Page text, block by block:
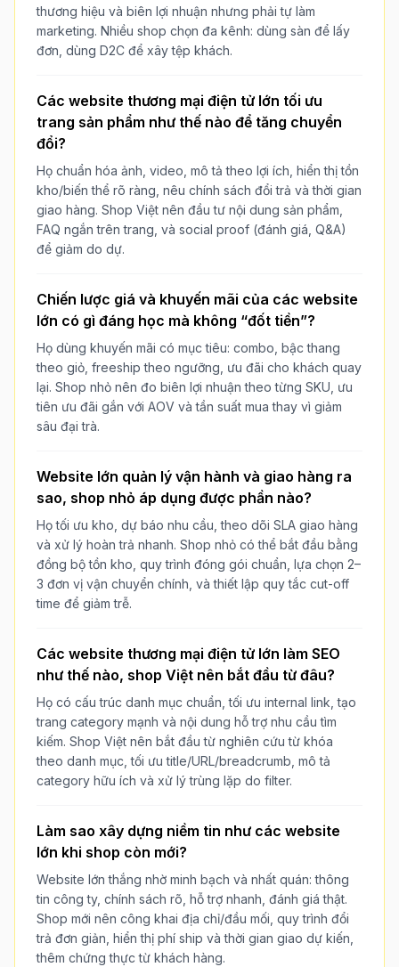
thương hiệu và biên lợi nhuận nhưng phải tự làm
marketing. Nhiều shop chọn đa kênh: dùng sàn để lấy
đơn, dùng D2C để xây tệp khách.
Các website thương mại điện tử lớn tối ưu
trang sản phẩm như thế nào để tăng chuyển
đổi?
Họ chuẩn hóa ảnh, video, mô tả theo lợi ích, hiển thị tồn
kho/biến thể rõ ràng, nêu chính sách đổi trả và thời gian
giao hàng. Shop Việt nên đầu tư nội dung sản phẩm,
FAQ ngắn trên trang, và social proof (đánh giá, Q&A)
để giảm do dự.
Chiến lược giá và khuyến mãi của các website
lớn có gì đáng học mà không “đốt tiền”?
Họ dùng khuyến mãi có mục tiêu: combo, bậc thang
theo giỏ, freeship theo ngưỡng, ưu đãi cho khách quay
lại. Shop nhỏ nên đo biên lợi nhuận theo từng SKU, ưu
tiên ưu đãi gắn với AOV và tần suất mua thay vì giảm
sâu đại trà.
Website lớn quản lý vận hành và giao hàng ra
sao, shop nhỏ áp dụng được phần nào?
Họ tối ưu kho, dự báo nhu cầu, theo dõi SLA giao hàng
và xử lý hoàn trả nhanh. Shop nhỏ có thể bắt đầu bằng
đồng bộ tồn kho, quy trình đóng gói chuẩn, lựa chọn 2–
3 đơn vị vận chuyển chính, và thiết lập quy tắc cut-off
time để giảm trễ.
Các website thương mại điện tử lớn làm SEO
như thế nào, shop Việt nên bắt đầu từ đâu?
Họ có cấu trúc danh mục chuẩn, tối ưu internal link, tạo
trang category mạnh và nội dung hỗ trợ nhu cầu tìm
kiếm. Shop Việt nên bắt đầu từ nghiên cứu từ khóa
theo danh mục, tối ưu title/URL/breadcrumb, mô tả
category hữu ích và xử lý trùng lặp do filter.
Làm sao xây dựng niềm tin như các website
lớn khi shop còn mới?
Website lớn thắng nhờ minh bạch và nhất quán: thông
tin công ty, chính sách rõ, hỗ trợ nhanh, đánh giá thật.
Shop mới nên công khai địa chỉ/đầu mối, quy trình đổi
trả đơn giản, hiển thị phí ship và thời gian giao dự kiến,
thêm chứng thực từ khách hàng.